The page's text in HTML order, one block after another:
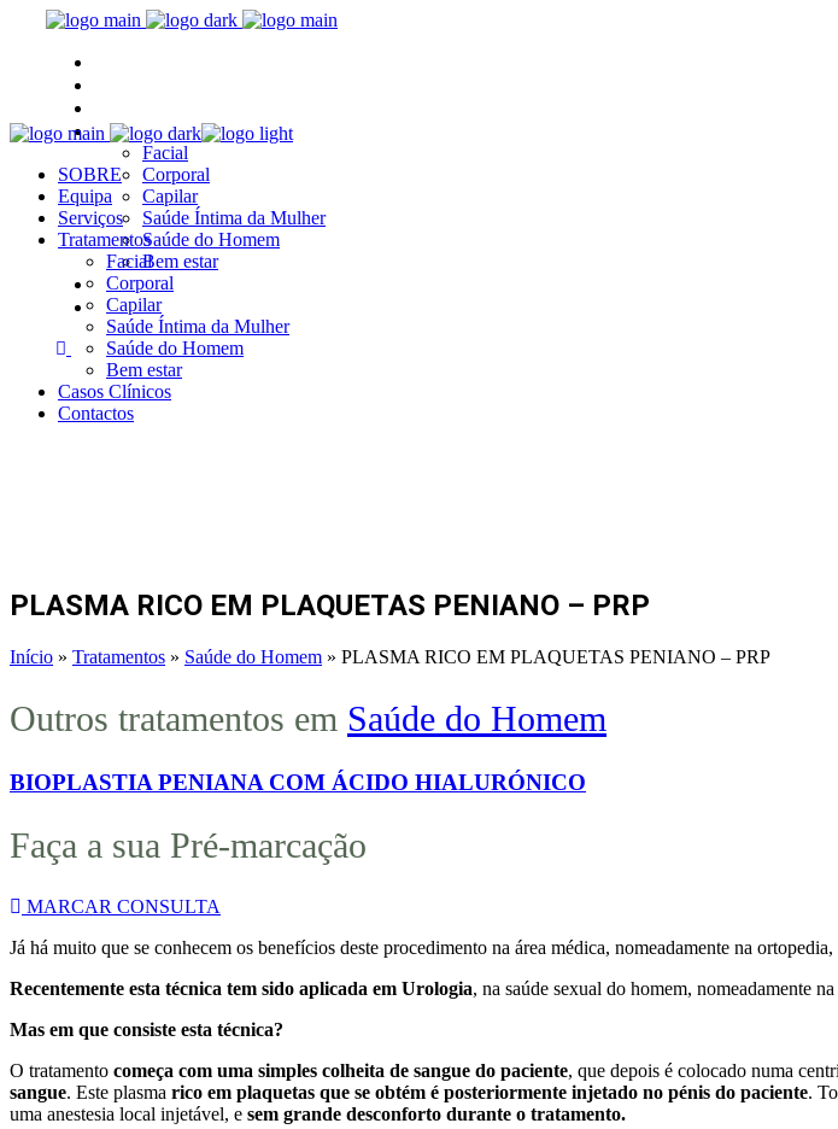
Tratamentos
Facial
Corporal
Capilar
Saúde Íntima da Mulher
Saúde do Homem
Bem estar
Casos Clínicos
Contactos
SOBRE
Equipa
Serviços
Tratamentos
Facial
Corporal
Capilar
Saúde Íntima da Mulher
Saúde do Homem
Bem estar
Casos Clínicos
Contactos
PLASMA RICO EM PLAQUETAS PENIANO – PRP
Início » Tratamentos » Saúde do Homem » PLASMA RICO EM PLAQUETAS PENIANO – PRP
Outros tratamentos em Saúde do Homem
BIOPLASTIA PENIANA COM ÁCIDO HIALURÓNICO
Faça a sua Pré-marcação
MARCAR CONSULTA
Já há muito que se conhecem os benefícios deste procedimento na área médica, nomeadamente na
Recentemente esta técnica tem sido aplicada em Urologia, na saúde sexual do homem, nomeadamente na
Mas em que consiste esta técnica?
O tratamento começa com uma simples colheita de sangue do paciente, que depois é colocado numa
sangue. Este plasma rico em plaquetas que se obtém é posteriormente injetado no pénis do paciente.
uma anestesia local injetável, e sem grande desconforto durante o tratamento.